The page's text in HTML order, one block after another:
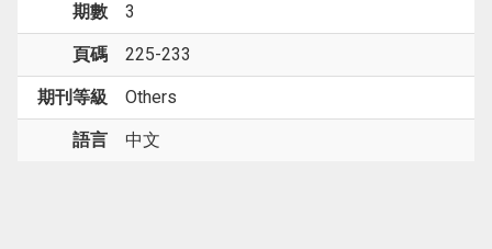
期數 3
頁碼 225-233
期刊等級 Others
語言 中文